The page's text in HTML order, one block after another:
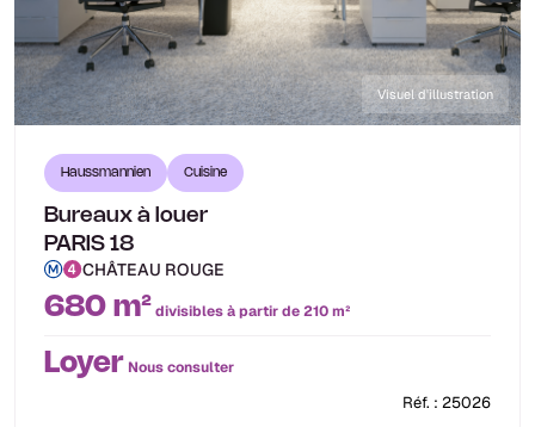
Visuel d'illustration
Haussmannien Cuisine
Bureaux à louer
PARIS 18
CHÂTEAU ROUGE
680 m²divisibles à partir de 210 m²
Loyer Nous consulter
Réf. : 25026